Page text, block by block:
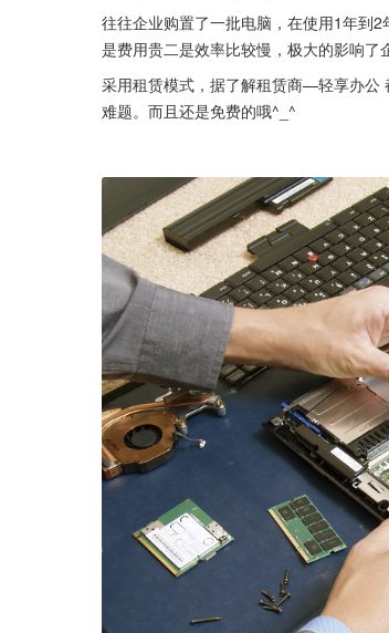
往往企业购置了一批电脑，在使用1年到
是费用贵二是效率比较慢，极大的影响了
采用租赁模式，据了解租赁商—轻享办公
难题。而且还是免费的哦^_^